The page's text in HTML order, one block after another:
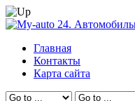
Главная
Контакты
Карта сайта